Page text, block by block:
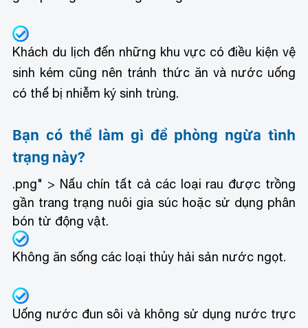
Khách du lịch đến những khu vực có điều kiện vệ
sinh kém cũng nên tránh thức ăn và nước uống
có thể bị nhiễm ký sinh trùng.
Bạn có thể làm gì để phòng ngừa tình
trạng này?
.png" > Nấu chín tất cả các loại rau được trồng
gần trang trạng nuôi gia súc hoặc sử dụng phân
bón từ động vật.
Không ăn sống các loại thủy hải sản nước ngọt.
Uống nước đun sôi và không sử dụng nước trực